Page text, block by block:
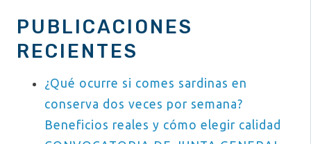
PUBLICACIONES
RECIENTES
¿Qué ocurre si comes sardinas en
conserva dos veces por semana?
Beneficios reales y cómo elegir calidad